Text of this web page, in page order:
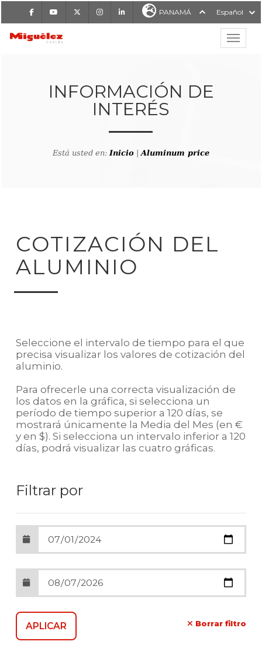
FacebookYoutube InstagramLinkedIn PANAMÁ Español
MIGUÉLEZ CABLES
INFORMACIÓN DE
INTERÉS
Está usted en:Inicio |Aluminum price
COTIZACIÓN DEL
ALUMINIO
Seleccione el intervalo de tiempo para el que
precisa visualizar los valores de cotización del
aluminio.
Para ofrecerle una correcta visualización de
los datos en la gráfica, si selecciona un
período de tiempo superior a 120 días, se
mostrará únicamente la Media del Mes (en €
y en $). Si selecciona un intervalo inferior a 120
días, podrá visualizar las cuatro gráficas.
Filtrar por
Borrar filtro